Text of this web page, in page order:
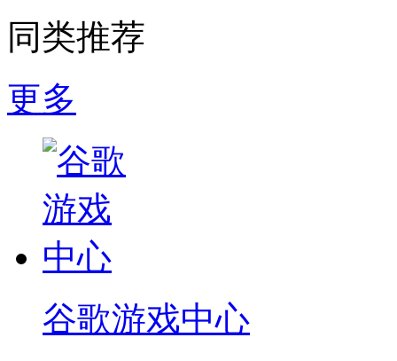
同类推荐
更多
谷歌游戏中心